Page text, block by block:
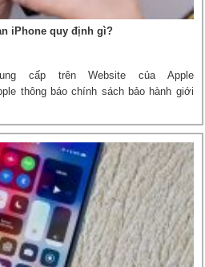
iPhone quy định gì?
cấp trên Website của Apple
thông báo chính sách bảo hành giới